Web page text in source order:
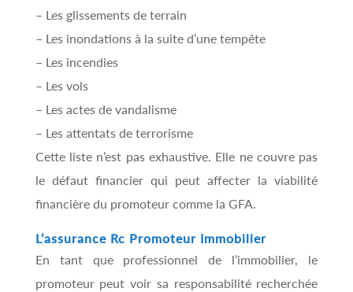
– Les glissements de terrain
– Les inondations à la suite d’une tempête
– Les incendies
– Les vols
– Les actes de vandalisme
– Les attentats de terrorisme
Cette liste n’est pas exhaustive. Elle ne couvre pas
le défaut financier qui peut affecter la viabilité
financière du promoteur comme la GFA.
L’assurance Rc Promoteur Immobilier
En tant que professionnel de l’immobilier, le
promoteur peut voir sa responsabilité recherchée